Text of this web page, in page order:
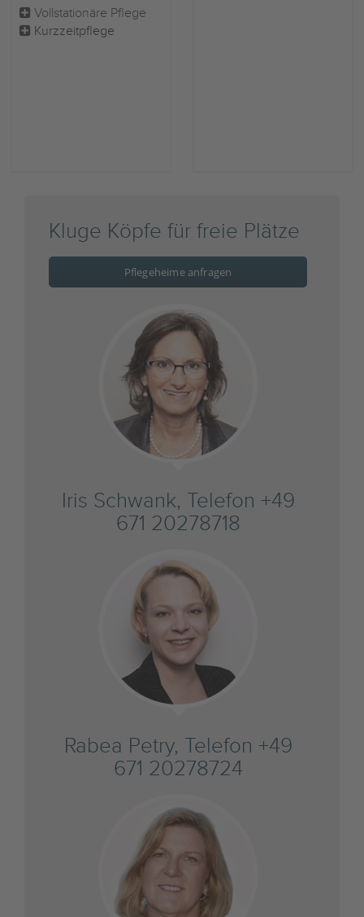
Vollstationäre Pflege
Kurzzeitpflege
Kluge Köpfe für freie Plätze
Pflegeheime anfragen
Iris Schwank, Telefon +49
671 20278718
Rabea Petry, Telefon +49
671 20278724